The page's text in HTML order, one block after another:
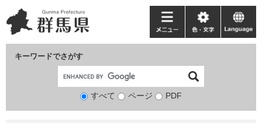
ー
ジ
ニ
ュ
て
キーワードでさがす
検
すべて ページ PDF
メ
ニ
ー
色・
文
language